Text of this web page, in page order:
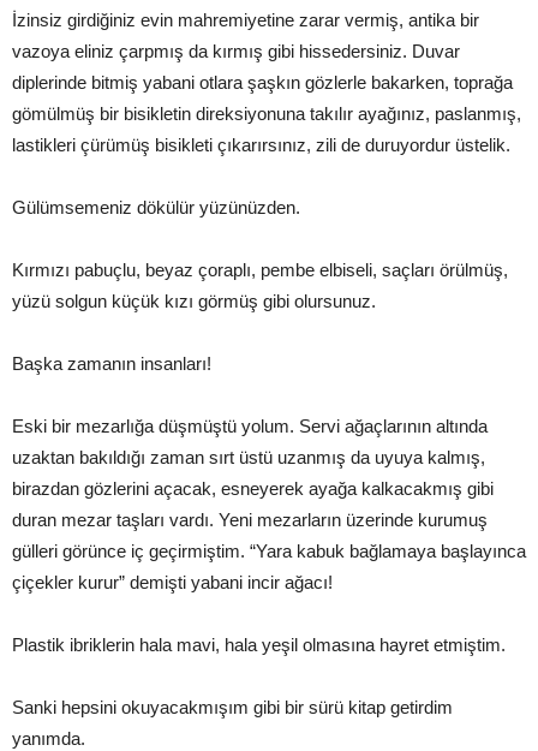
İzinsiz girdiğiniz evin mahremiyetine zarar vermiş, antika bir
vazoya eliniz çarpmış da kırmış gibi hissedersiniz. Duvar
diplerinde bitmiş yabani otlara şaşkın gözlerle bakarken, toprağa
gömülmüş bir bisikletin direksiyonuna takılır ayağınız, paslanmış,
lastikleri çürümüş bisikleti çıkarırsınız, zili de duruyordur üstelik.
Gülümsemeniz dökülür yüzünüzden.
Kırmızı pabuçlu, beyaz çoraplı, pembe elbiseli, saçları örülmüş,
yüzü solgun küçük kızı görmüş gibi olursunuz.
Başka zamanın insanları!
Eski bir mezarlığa düşmüştü yolum. Servi ağaçlarının altında
uzaktan bakıldığı zaman sırt üstü uzanmış da uyuya kalmış,
birazdan gözlerini açacak, esneyerek ayağa kalkacakmış gibi
duran mezar taşları vardı. Yeni mezarların üzerinde kurumuş
gülleri görünce iç geçirmiştim. “Yara kabuk bağlamaya başlayınca
çiçekler kurur” demişti yabani incir ağacı!
Plastik ibriklerin hala mavi, hala yeşil olmasına hayret etmiştim.
Sanki hepsini okuyacakmışım gibi bir sürü kitap getirdim
yanımda.